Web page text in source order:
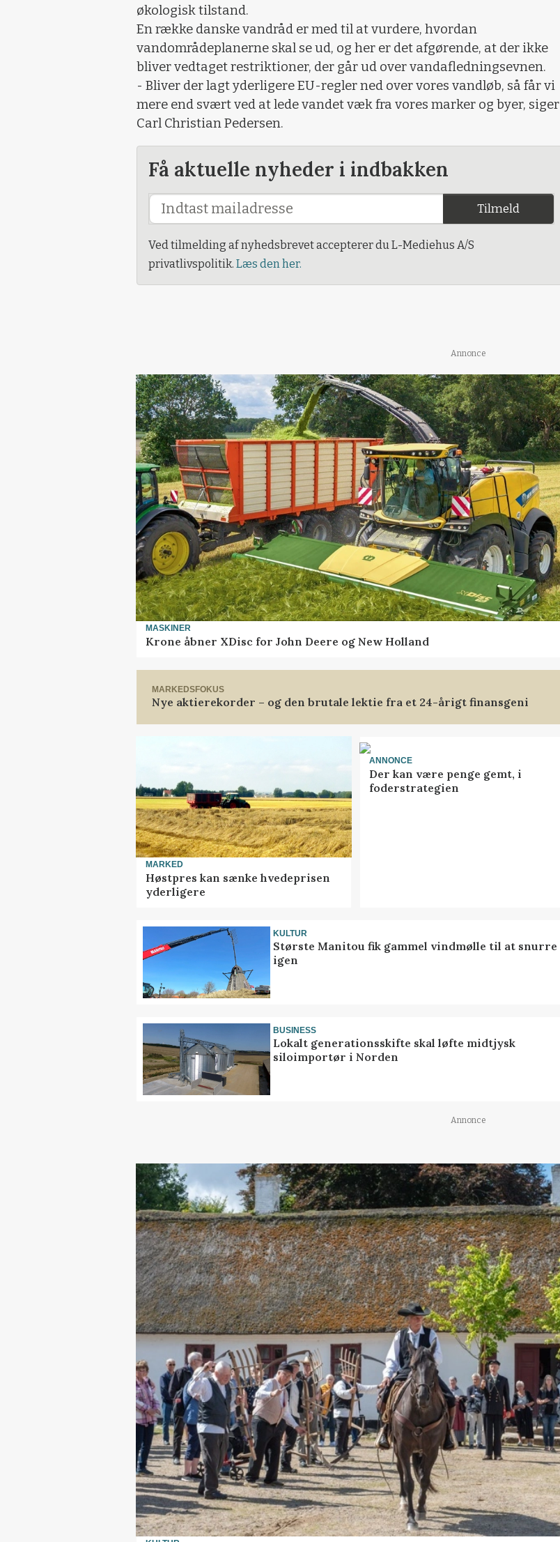
økologisk tilstand.
En række danske vandråd er med til at vurdere, hvordan
vandområdeplanerne skal se ud, og her er det afgørende, at der ikke
bliver vedtaget restriktioner, der går ud over vandafledningsevnen.
- Bliver der lagt yderligere EU-regler ned over vores vandløb, så får vi
mere end svært ved at lede vandet væk fra vores marker og byer, siger
Carl Christian Pedersen.
Få aktuelle nyheder i indbakken
Tilmeld
Ved tilmelding af nyhedsbrevet accepterer du L-Mediehus A/S
privatlivspolitik. Læs den her.
Annonce
MASKINER
Krone åbner XDisc for John Deere og New Holland
MARKEDSFOKUS
Nye aktierekorder – og den brutale lektie fra et 24-årigt finansgeni
MARKED
Høstpres kan sænke hvedeprisen
yderligere
ANNONCE
Der kan være penge gemt, i
foderstrategien
KULTUR
Største Manitou fik gammel vindmølle til at snurre
igen
BUSINESS
Lokalt generationsskifte skal løfte midtjysk
siloimportør i Norden
Annonce